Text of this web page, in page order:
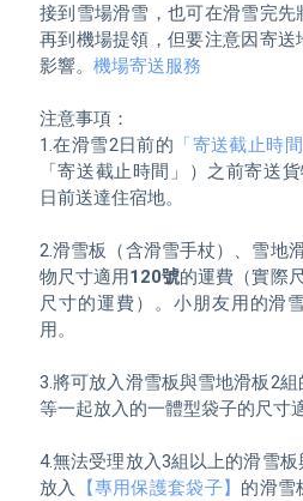
接到雪場滑雪，也可在滑雪完
再到機場提領，但要注意因寄
影響。 機場寄送服務
注意事項：
1.在滑雪2日前的 「寄送截止時間
「寄送截止時間」）之前寄送
日前送達住宿地。
2.滑雪板（含滑雪手杖）、雪地
物尺寸適用120號的運費（實際
尺寸的運費）。小朋友用的滑
用。
3.將可放入滑雪板與雪地滑板2
等一起放入的一體型袋子的尺寸
4.無法受理放入3組以上的滑雪
放入
【專用保護套袋子】 的滑雪